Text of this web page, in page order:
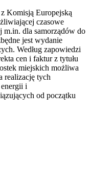
Komisją Europejską
czasowe
m.in. dla samorządów do
jest wydanie
Według zapowiedzi
cen i faktur z tytułu
miejskich możliwa
realizację tych
i
od początku